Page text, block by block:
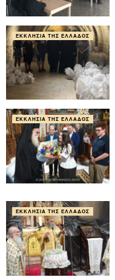
ΕΚΚΛΗΣΊΑ ΤΗΣ ΕΛΛΆΔΟΣ
ΕΚΚΛΗΣΊΑ ΤΗΣ ΕΛΛΆΔΟΣ
ΕΚΚΛΗΣΊΑ ΤΗΣ ΕΛΛΆΔΟΣ